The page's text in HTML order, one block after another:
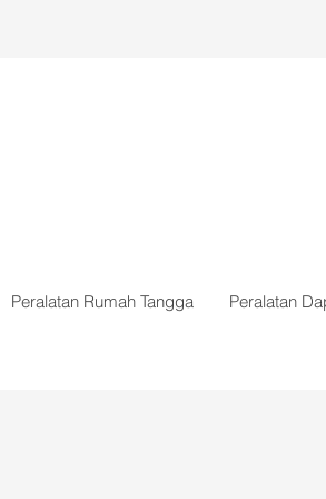
Peralatan Rumah Tangga Peralatan